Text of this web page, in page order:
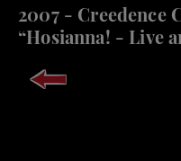
2007 - Creedence
“Hosianna! - Live